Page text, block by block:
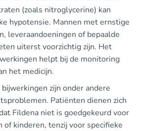
(zoals nitroglycerine) kan
hypotensie. Mannen met ernstige
leveraandoeningen of bepaalde
uiterst voorzichtig zijn. Het
helpt bij de monitoring
het medicijn.
zijn onder andere
Patiënten dienen zich
Fildena niet is goedgekeurd voor
of kinderen, tenzij voor specifieke